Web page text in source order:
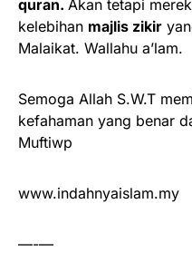
quran. Akan tetapi
kelebihan majlis zikir
Malaikat. Wallahu a’lam.
Semoga Allah S.W.T
kefahaman yang benar
Muftiwp
www.indahnyaislam.my
—-—